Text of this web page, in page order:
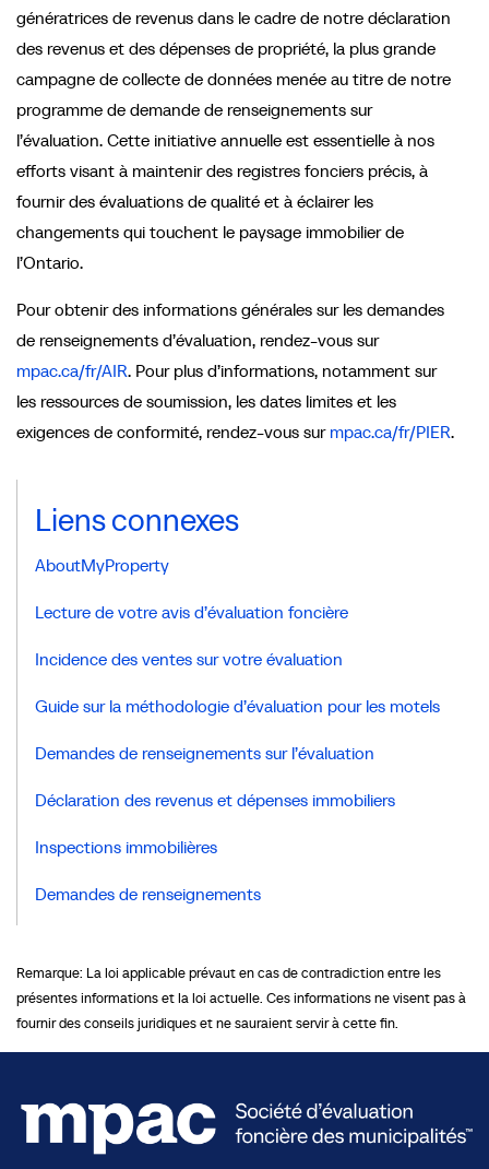
génératrices de revenus dans le cadre de notre déclaration
des revenus et des dépenses de propriété, la plus grande
campagne de collecte de données menée au titre de notre
programme de demande de renseignements sur
l’évaluation. Cette initiative annuelle est essentielle à nos
efforts visant à maintenir des registres fonciers précis, à
fournir des évaluations de qualité et à éclairer les
changements qui touchent le paysage immobilier de
l’Ontario.
Pour obtenir des informations générales sur les demandes
de renseignements d’évaluation, rendez-vous sur
mpac.ca/fr/AIR. Pour plus d’informations, notamment sur
les ressources de soumission, les dates limites et les
exigences de conformité, rendez-vous sur mpac.ca/fr/PIER.
Liens connexes
AboutMyProperty
Lecture de votre avis d’évaluation foncière
Incidence des ventes sur votre évaluation
Guide sur la méthodologie d’évaluation pour les motels
Demandes de renseignements sur l’évaluation
Déclaration des revenus et dépenses immobiliers
Inspections immobilières
Demandes de renseignements
Remarque: La loi applicable prévaut en cas de contradiction entre les
présentes informations et la loi actuelle. Ces informations ne visent pas à
fournir des conseils juridiques et ne sauraient servir à cette fin.